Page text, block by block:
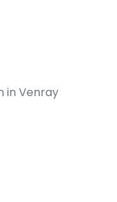
in Venray